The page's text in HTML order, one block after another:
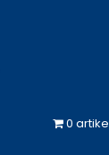
0